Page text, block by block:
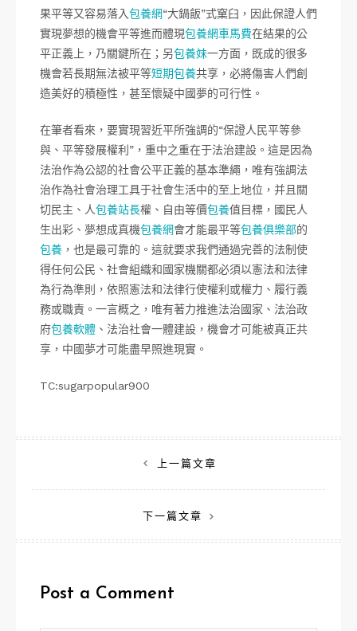
果平等又容易落入包養網“大鍋飯”式窠臼，因此保證人們
實現夢想的機會平等進而體現包養網車馬費在結果的公
平正義上，乃關鍵所在；另包養妹一方面，既成的很多
機會若長期無法被平等短期包養共享，必將傷害人們創
造美好的積極性，甚至懷疑中國夢的可行性。
在筆者看來，要實現習近平所強調的“保證人民平等參
與、平等發展權利”，重中之重在于法治建設。這是因為
法治作為公認的社會公平正義的基本準繩，唯有強調法
治作為社會治理工具于社會生活中的至上地位，并且關
切民主、人包養站長權、自由等價包養值目標，國民人
生出彩、夢想成真機包養網會才能最平等包養俱樂部的
包養 ，也是最可靠的。這就要求我們通過完善的法制使
得任何公民、社會組織和國家機關都必須以憲法和法律
為行為準則，依照憲法和法律行使權利或權力、履行義
務或職責。一言概之，唯有著力推進法治國家、法治政
府包養軟體 、法治社會一體建設，機會才可能被真正共
享，中國夢才可能盡早照進現實。
TC:sugarpopular900
章
上一篇文章
下一篇文章
Post a Comment